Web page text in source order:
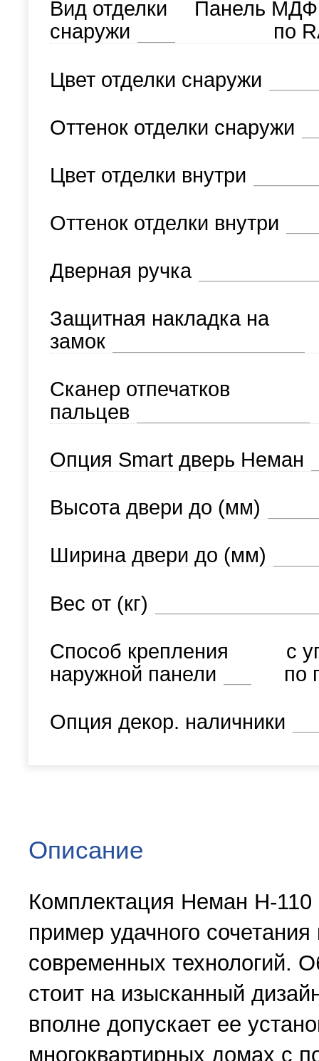
Вид отделки
снаружи
Панель
по
Цвет отделки снаружи
Оттенок отделки снаружи
Цвет отделки внутри
Оттенок отделки внутри
Дверная ручка
Защитная накладка на
замок
Сканер отпечатков
пальцев
Опция Smart дверь Неман
Высота двери до (мм)
Ширина двери до (мм)
Вес от (кг)
Способ крепления
наружной панели
с
по
Опция декор. наличники
Описание
Комплектация Неман Н-110
пример удачного сочетания
современных технологий.
стоит на изысканный
вполне допускает ее
многоквартирных домах с